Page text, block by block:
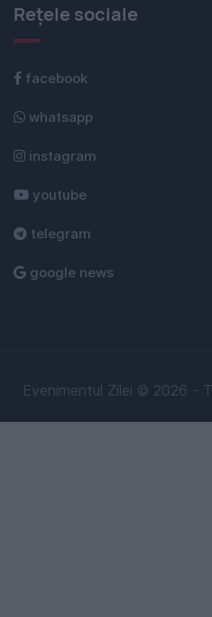
Rețele sociale
facebook
whatsapp
instagram
youtube
telegram
google news
Evenimentul Zilei © 2026 -